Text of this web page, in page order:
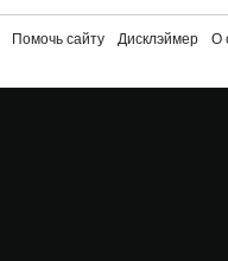
Помочь сайту Дисклэймер О